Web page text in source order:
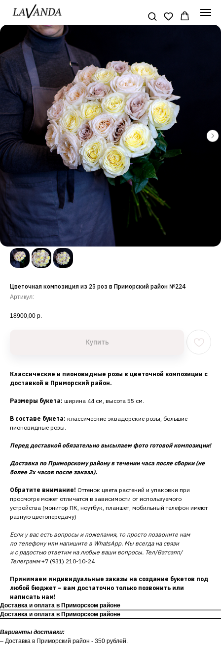
Цветочная композиция из 25 роз в Приморский район №224
Артикул:
18900,00 р.
Купить
Классические и пионовидные розы в цветочной композиции с
доставкой в Приморский район.
Размеры букета: ширина 44 см, высота 55 см.
В составе букета: классические эквадорские розы, большие
пионовидные розы.
Перед доставкой обязательно высылаем фото готовой композиции!
Доставка по Приморскому району в течении часа после сборки (не
более 2х часов после заказа).
Обратите внимание! Оттенок цвета растений и упаковки при
просмотре может отличатся в зависимости от используемого
устройства (монитор ПК, ноутбук, планшет, мобильный телефон имеют
разную цветопередачу)
Если у вас есть вопросы и пожелания, то просто позвоните нам
по телефону или напишите в WhatsApp. Мы всегда на связи
и с радостью ответим на любые ваши вопросы. Тел/Ватсапп/
Телеграмм+7 (931) 210-10-24
Принимаем индивидуальные заказы на создание букетов под
любой бюджет – вам достаточно только позвонить или
написать нам!
Доставка и оплата в Приморском районе
Доставка и оплата в Приморском районе
Варианты доставки:
– Доставка в Приморский район - 350 рублей.